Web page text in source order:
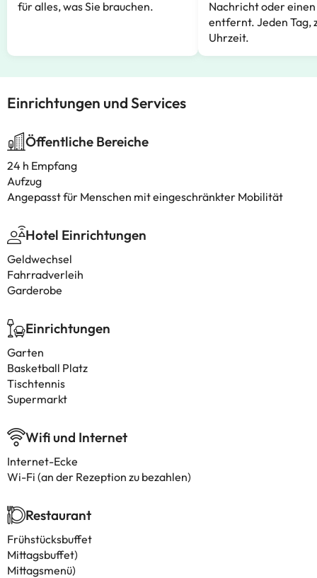
für alles, was Sie brauchen.
Nachricht oder
entfernt. Jeden Tag,
Uhrzeit.
Einrichtungen und Services
Öffentliche Bereiche
24 h Empfang
Aufzug
Angepasst für Menschen mit eingeschränkter Mobilität
Hotel Einrichtungen
Geldwechsel
Fahrradverleih
Garderobe
Einrichtungen
Garten
Basketball Platz
Tischtennis
Supermarkt
Wifi und Internet
Internet-Ecke
Wi-Fi (an der Rezeption zu bezahlen)
Restaurant
Frühstücksbuffet
Mittagsbuffet)
Mittagsmenü)